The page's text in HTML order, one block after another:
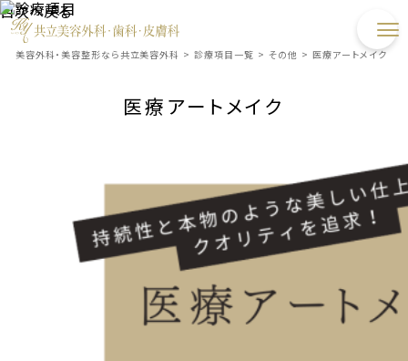
目次へ戻る
美容外科・美容整形なら共立美容外科 > 診療項目一覧 > その他 > 医療アートメイク
医療アートメイク